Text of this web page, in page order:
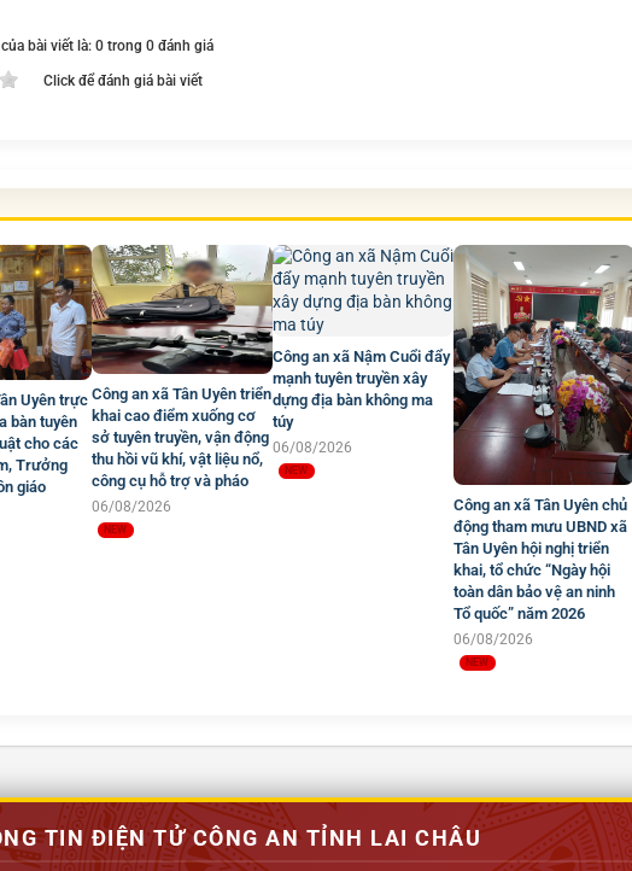
bài viết là: 0 trong 0 đánh giá
Click để đánh giá bài viết
Uyên trực
bàn tuyên
cho các
Trưởng
giáo
Công an xã Tân Uyên triển
khai cao điểm xuống cơ
sở tuyên truyền, vận động
thu hồi vũ khí, vật liệu nổ,
công cụ hỗ trợ và pháo
06/08/2026
Công an xã Nậm Cuổi đẩy
mạnh tuyên truyền xây
dựng địa bàn không ma
túy
06/08/2026
Công an xã Tân Uyên chủ
động tham mưu UBND xã
Tân Uyên hội nghị triển
khai, tổ chức “Ngày hội
toàn dân bảo vệ an ninh
Tổ quốc” năm 2026
06/08/2026
TIN ĐIỆN TỬ CÔNG AN TỈNH LAI CHÂU